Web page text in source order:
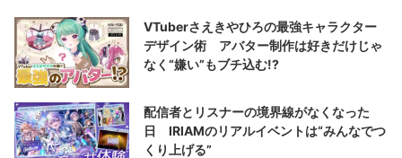
VTuberさえきやひろの最強キャラクター
デザイン術 アバター制作は好きだけじゃ
なく“嫌い”もブチ込む!?
配信者とリスナーの境界線がなくなった
日 IRIAMのリアルイベントは“みんなでつ
くり上げる”